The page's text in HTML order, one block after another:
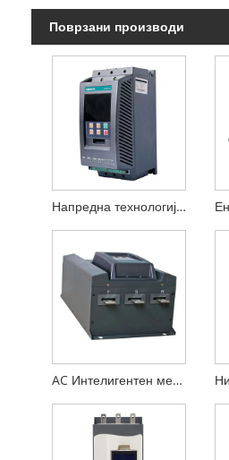
Поврзани производи
Напредна технологија за контрола на моторот Мек стартер со наизменична струја
AC Интелигентен мек стартер HVAC 250 kw